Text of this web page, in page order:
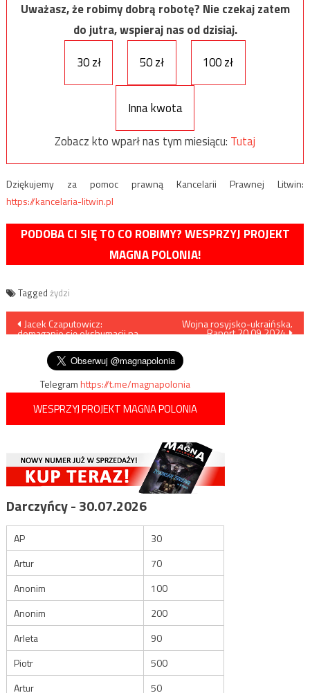
Uważasz, że robimy dobrą robotę? Nie czekaj zatem
do jutra, wspieraj nas od dzisiaj.
30 zł
50 zł 100 zł
Inna kwota
Zobacz kto wparł nas tym miesiącu: Tutaj
Dziękujemy za pomoc prawną Kancelarii Prawnej Litwin:
https://kancelaria-litwin.pl
PODOBA CI SIĘ TO CO ROBIMY? WESPRZYJ PROJEKT
MAGNA POLONIA!
Tagged żydzi
Nawigacja
wpisu
Jacek Czaputowicz:
domaganie się ekshumacji na
Wojna rosyjsko-ukraińska.
Raport 20.09.2024
Telegramhttps://t.me/magnapolonia
WESPRZYJ PROJEKT MAGNA POLONIA
Darczyńcy - 30.07.2026
AP
30
Artur
70
Anonim
100
Anonim
200
Arleta
90
Piotr
500
Artur
50